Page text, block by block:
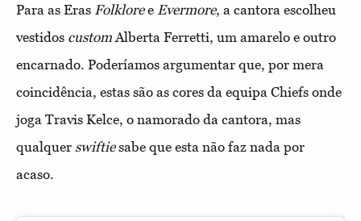
Para as Eras Folkloree Evermore, a cantora escolheu
vestidos custom Alberta Ferretti, um amarelo e outro
encarnado. Poderíamos argumentar que, por mera
coincidência, estas são as cores da equipa Chiefs onde
joga Travis Kelce, o namorado da cantora, mas
qualquer swiftiesabe que esta não faz nada por
acaso.